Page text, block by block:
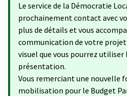
Le service de la Démocratie
prochainement contact avec
plus de détails et vous
communication de votre
visuel que vous pourrez utiliser
présentation.
Vous remerciant une nouvelle
mobilisation pour le Budget